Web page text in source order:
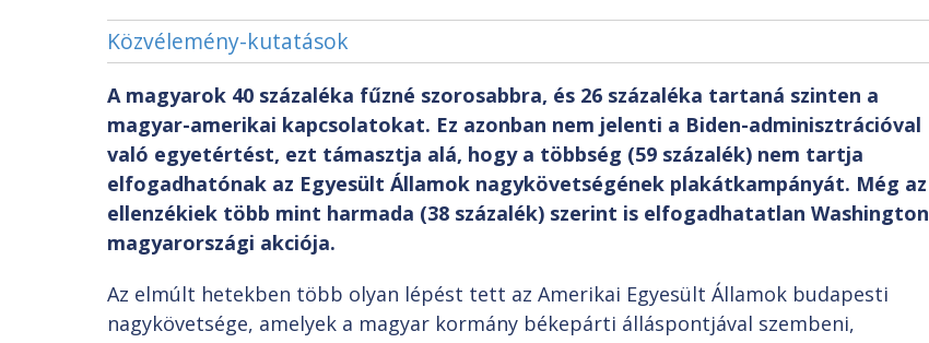
Közvélemény-kutatások
A magyarok 40 százaléka fűzné szorosabbra, és 26 százaléka tartaná szinten a
magyar-amerikai kapcsolatokat. Ez azonban nem jelenti a Biden-adminisztrációval
való egyetértést, ezt támasztja alá, hogy a többség (59 százalék) nem tartja
elfogadhatónak az Egyesült Államok nagykövetségének plakátkampányát. Még az
ellenzékiek több mint harmada (38 százalék) szerint is elfogadhatatlan Washington
magyarországi akciója.
Az elmúlt hetekben több olyan lépést tett az Amerikai Egyesült Államok budapesti
nagykövetsége, amelyek a magyar kormány békepárti álláspontjával szembeni,